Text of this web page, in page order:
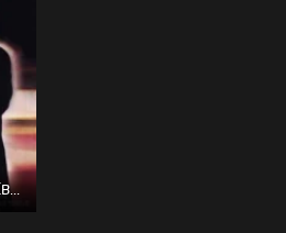
Святые из Бундока \ Святые из трущоб - (Перевод Гоблина)